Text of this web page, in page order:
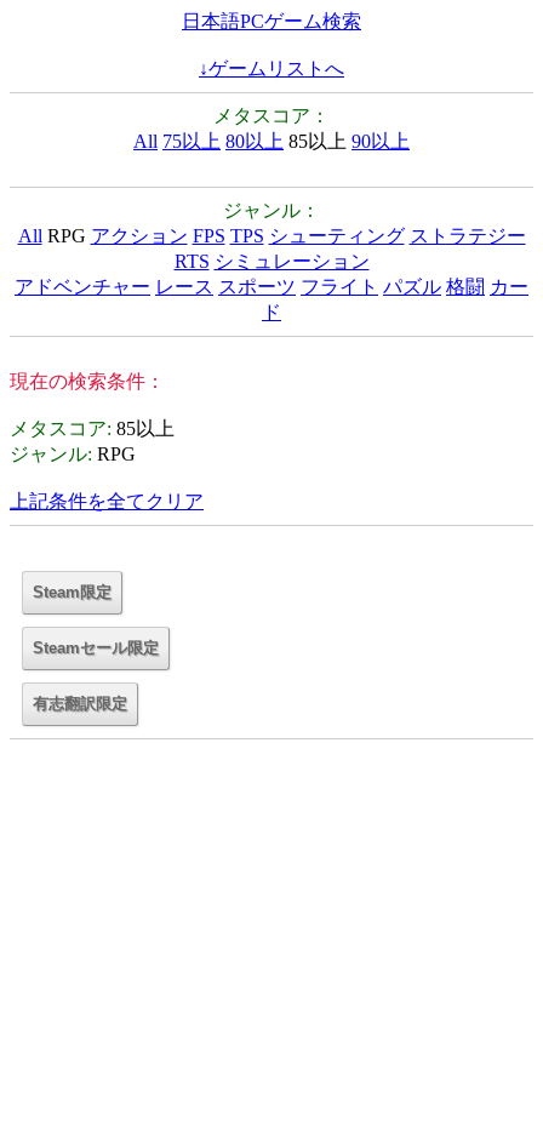
日本語PCゲーム検索
↓ゲームリストへ
メタスコア：
All 75以上 80以上 85以上 90以上
ジャンル：
All RPG アクション FPS TPS シューティング ストラテジー
RTS シミュレーション
アドベンチャー レース スポーツ フライト パズル 格闘 カー
ド
現在の検索条件：
メタスコア: 85以上
ジャンル: RPG
上記条件を全てクリア